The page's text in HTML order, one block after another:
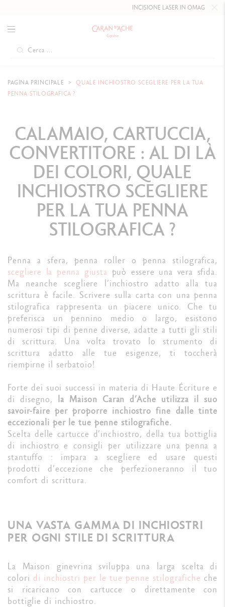
INCISIONE LASER IN OMAGGIO FINO AL
PAGINA PRINCIPALE
QUALE INCHIOSTRO SCEGLIERE PER LA TUA
PENNA STILOGRAFICA ?
CALAMAIO, CARTUCCIA,
CONVERTITORE : AL DI LÀ
DEI COLORI, QUALE
INCHIOSTRO SCEGLIERE
PER LA TUA PENNA
STILOGRAFICA ?
Penna a sfera, penna roller o penna stilografica,
scegliere la penna giusta può essere una vera sfida.
Ma neanche scegliere l’inchiostro adatto alla tua
scrittura è facile. Scrivere sulla carta con una penna
stilografica rappresenta un piacere unico. Che tu
preferisca un pennino medio o largo, esistono
numerosi tipi di penne diverse, adatte a tutti gli stili
di scrittura. Una volta trovato lo strumento di
scrittura adatto alle tue esigenze, ti toccherà
riempirne il serbatoio!
Forte dei suoi successi in materia di Haute Écriture e
di disegno, la Maison Caran d’Ache utilizza il suo
savoir-faire per proporre inchiostro fine dalle tinte
eccezionali per le tue penne stilografiche.
Scelta delle cartucce d’inchiostro, della tua bottiglia
di inchiostro e consigli per utilizzare una penna a
stantuffo : impara a scegliere ed usare questi
prodotti d’eccezione che perfezioneranno il tuo
comfort di scrittura.
UNA VASTA GAMMA DI INCHIOSTRI
PER OGNI STILE DI SCRITTURA
La Maison ginevrina sviluppa una larga scelta di
colori di inchiostri per le tue penne stilografiche che
si ricaricano con cartucce o direttamente con
bottiglie di inchiostro.